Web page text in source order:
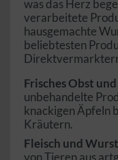
was das Herz
verarbeitete
hausgemachte
beliebtesten
Frisches Obst
unbehandelte
knackigen Äpfeln
Kräutern.
Fleisch und